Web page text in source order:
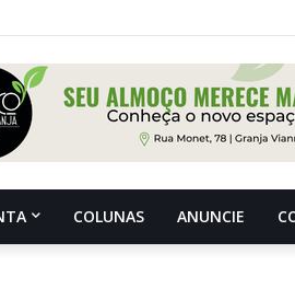
COLUNAS ANUNCIE